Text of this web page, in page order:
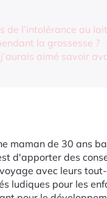
l’intolérance au
la grossesse ?
aimé savoir
maman de 30 ans
d'apporter des
avec leurs
ludiques pour les